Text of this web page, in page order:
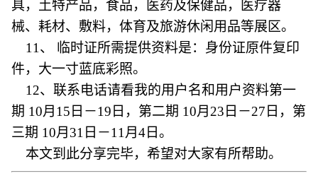
具，土特产品，食品，医药及保健品，医疗器
械、耗材、敷料，体育及旅游休闲用品等展区。
11、 临时证所需提供资料是：身份证原件复印
件，大一寸蓝底彩照。
12、联系电话请看我的用户名和用户资料第一
期 10月15日－19日，第二期 10月23日－27日，第
三期 10月31日－11月4日。
本文到此分享完毕，希望对大家有所帮助。